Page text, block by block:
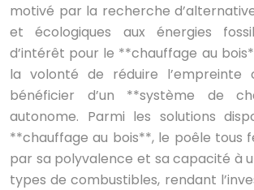
motivé par la recherche
et écologiques aux énergies
d’intérêt pour le **chauffage au
la volonté de réduire
bénéficier d’un **système de
autonome. Parmi les solutions
**chauffage au bois**, le poêle tous
par sa polyvalence et sa capacité à
types de combustibles, rendant